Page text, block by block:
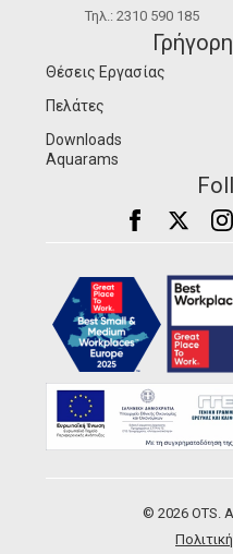
Τηλ.: 2310 590 185
Θέσεις Εργασίας
Πελάτες
Downloads
Aquarams
© 2026 OTS.